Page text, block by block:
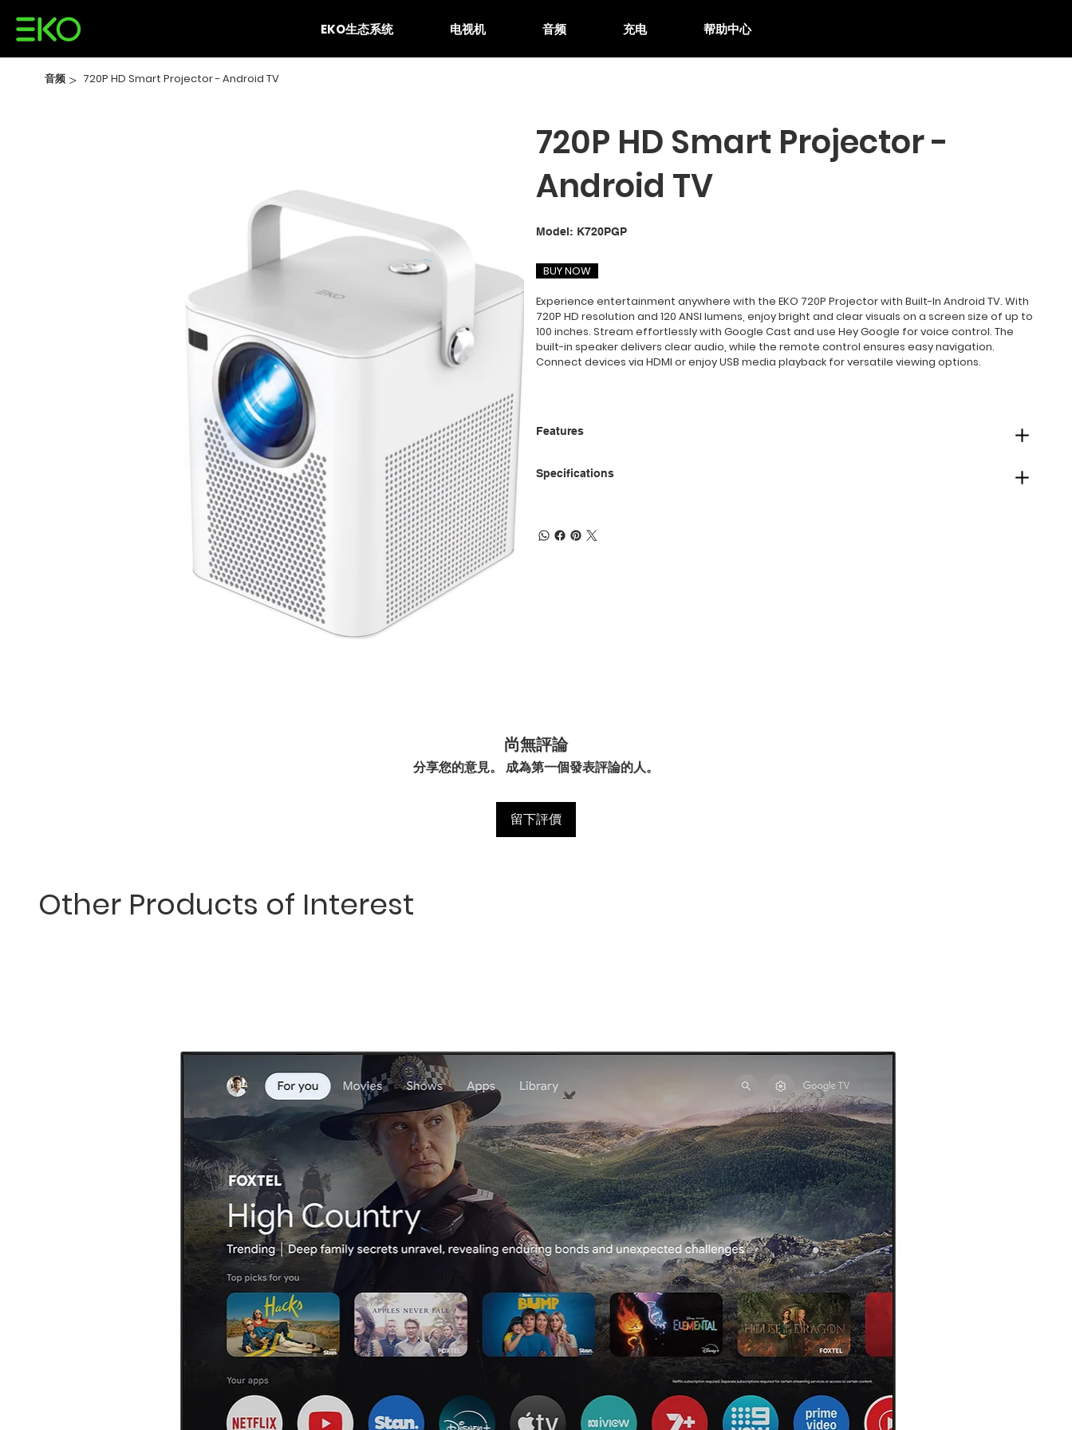
EKO生态系统 电视机 音频 充电 帮助中心
音频 > 720P HD Smart Projector - Android TV
720P HD Smart Projector -
Android TV
Model: SKU
K720PGP
K720PGP
BUY NOW
Experience entertainment anywhere with the EKO 720P Projector with Built-In Android TV. With
720P HD resolution and 120 ANSI lumens, enjoy bright and clear visuals on a screen size of up to
100 inches. Stream effortlessly with Google Cast and use Hey Google for voice control. The
built-in speaker delivers clear audio, while the remote control ensures easy navigation.
Connect devices via HDMI or enjoy USB media playback for versatile viewing options.
Features
Specifications
尚無評論
分享您的意見。 成為第一個發表評論的人。
留下評價
Other Products of Interest